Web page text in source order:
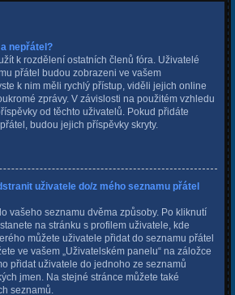
nepřátel?
k rozdělení ostatních členů fóra. Uživatelé
přátel budou zobrazeni ve vašem
k nim měli rychlý přístup, viděli jejich online
zprávy. V závislosti na použitém vzhledu
od těchto uživatelů. Pokud přidáte
budou jejich příspěvky skryty.
uživatele do/z mého seznamu přátel
vašeho seznamu dvěma způsoby. Po kliknutí
na stránku s profilem uživatele, kde
můžete uživatele přidat do seznamu přátel
ve vašem „Uživatelském panelu“ na záložce
přidat uživatele do jednoho ze seznamů
jmen. Na stejné stránce můžete také
seznamů.